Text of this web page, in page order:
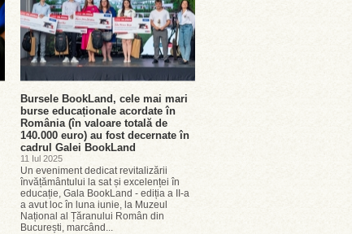
Bursele BookLand, cele mai mari
burse educaționale acordate în
România (în valoare totală de
140.000 euro) au fost decernate în
cadrul Galei BookLand
11 Iul 2025
Un eveniment dedicat revitalizării
învățământului la sat și excelenței în
educație, Gala BookLand - ediția a II-a
a avut loc în luna iunie, la Muzeul
Național al Țăranului Român din
București, marcând...